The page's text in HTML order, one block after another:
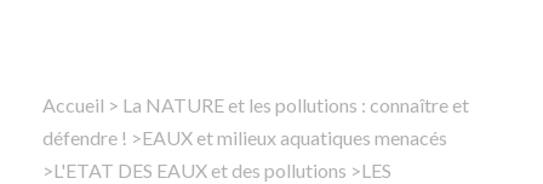
Rechercher
Accueil > La NATURE et les pollutions : connaître et
défendre ! >EAUX et milieux aquatiques menacés
>L'ETAT DES EAUX et des pollutions >LES